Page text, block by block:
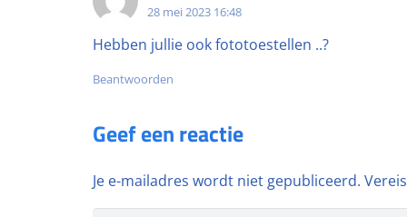
28 mei 2023 16:48
Hebben jullie ook fototoestellen ..?
Beantwoorden
Geef een reactie
Je e-mailadres wordt niet gepubliceerd.